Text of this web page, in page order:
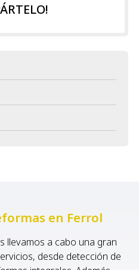
en Ferrol
llevamos a cabo una gran
desde detección de